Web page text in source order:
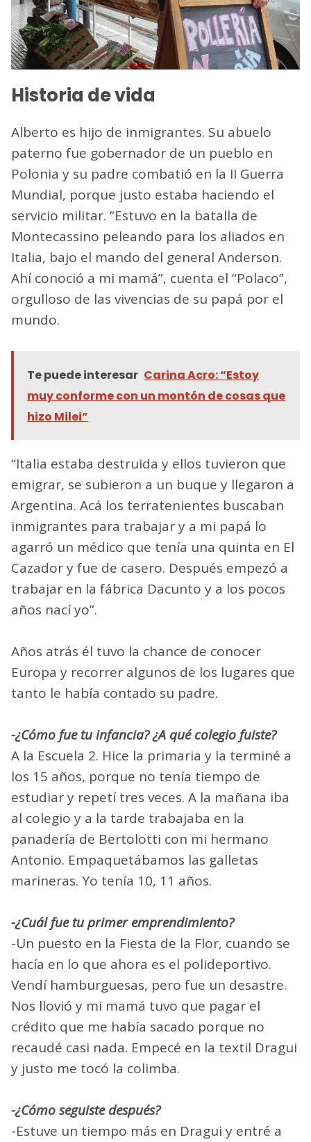
Historia de vida
Alberto es hijo de inmigrantes. Su abuelo
paterno fue gobernador de un pueblo en
Polonia y su padre combatió en la II Guerra
Mundial, porque justo estaba haciendo el
servicio militar. “Estuvo en la batalla de
Montecassino peleando para los aliados en
Italia, bajo el mando del general Anderson.
Ahí conoció a mi mamá”, cuenta el “Polaco”,
orgulloso de las vivencias de su papá por el
mundo.
Te puede interesar Carina Acro: “Estoy
muy conforme con un montón de cosas que
hizo Milei”
“Italia estaba destruida y ellos tuvieron que
emigrar, se subieron a un buque y llegaron a
Argentina. Acá los terratenientes buscaban
inmigrantes para trabajar y a mi papá lo
agarró un médico que tenía una quinta en El
Cazador y fue de casero. Después empezó a
trabajar en la fábrica Dacunto y a los pocos
años nací yo”.
Años atrás él tuvo la chance de conocer
Europa y recorrer algunos de los lugares que
tanto le había contado su padre.
-¿Cómo fue tu infancia? ¿A qué colegio fuiste?
A la Escuela 2. Hice la primaria y la terminé a
los 15 años, porque no tenía tiempo de
estudiar y repetí tres veces. A la mañana iba
al colegio y a la tarde trabajaba en la
panadería de Bertolotti con mi hermano
Antonio. Empaquetábamos las galletas
marineras. Yo tenía 10, 11 años.
-¿Cuál fue tu primer emprendimiento?
-Un puesto en la Fiesta de la Flor, cuando se
hacía en lo que ahora es el polideportivo.
Vendí hamburguesas, pero fue un desastre.
Nos llovió y mi mamá tuvo que pagar el
crédito que me había sacado porque no
recaudé casi nada. Empecé en la textil Dragui
y justo me tocó la colimba.
-¿Cómo seguiste después?
-Estuve un tiempo más en Dragui y entré a